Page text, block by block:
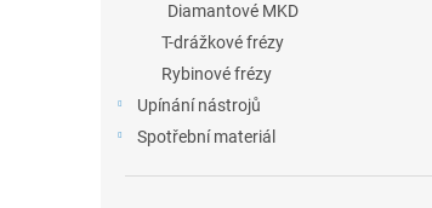
Diamantové MKD
T-drážkové frézy
Rybinové frézy
Upínání nástrojů
Spotřební materiál